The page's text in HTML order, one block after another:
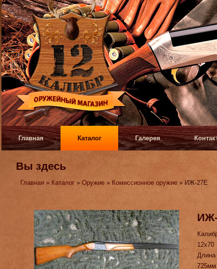
Главная Каталог Галерея
Вы здесь
Главная » Каталог »Оружие » Комиссионное оружие » ИЖ-27Е
12х70
725мм